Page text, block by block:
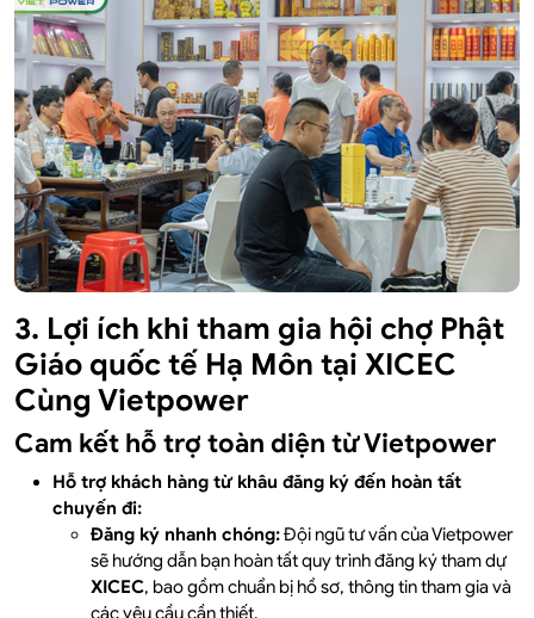
3. Lợi ích khi tham gia hội chợ Phật
Giáo quốc tế Hạ Môn tại XICEC
Cùng Vietpower
Cam kết hỗ trợ toàn diện từ Vietpower
Hỗ trợ khách hàng từ khâu đăng ký đến hoàn tất
chuyến đi:
Đăng ký nhanh chóng:Đội ngũ tư vấn của Vietpower
sẽ hướng dẫn bạn hoàn tất quy trình đăng ký tham dự
XICEC, bao gồm chuẩn bị hồ sơ, thông tin tham gia và